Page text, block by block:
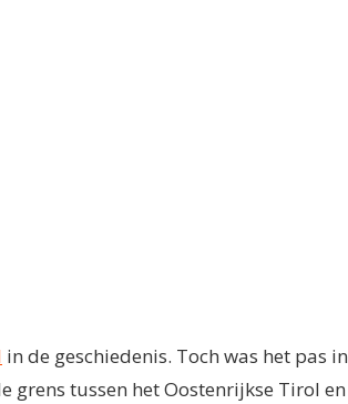
in de geschiedenis. Toch was het pas in
grens tussen het Oostenrijkse Tirol en